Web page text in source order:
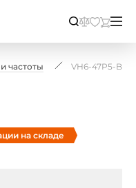
частоты VH6-47P5-B
на складе